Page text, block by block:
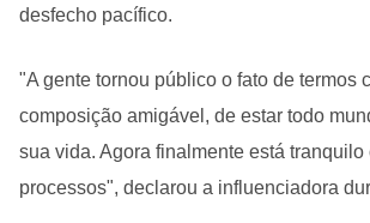
desfecho pacífico.
"A gente tornou público o fato de termos
composição amigável, de estar todo
sua vida. Agora finalmente está tranquilo
processos", declarou a influenciadora